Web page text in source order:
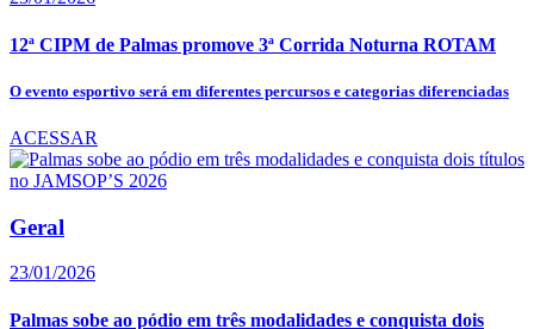
12ª CIPM de Palmas promove 3ª Corrida Noturna ROTAM
O evento esportivo será em diferentes percursos e categorias diferenciadas
ACESSAR
Geral
23/01/2026
Palmas sobe ao pódio em três modalidades e conquista dois